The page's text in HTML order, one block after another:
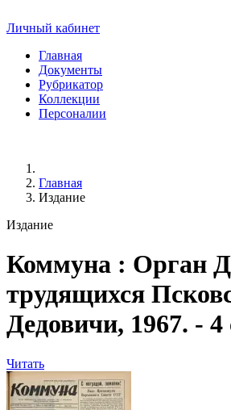
Личный кабинет
Главная
Документы
Рубрикатор
Коллекции
Персоналии
Главная
Издание
Издание
Коммуна : Орган
трудящихся
Дедовичи, 1967. -
Читать